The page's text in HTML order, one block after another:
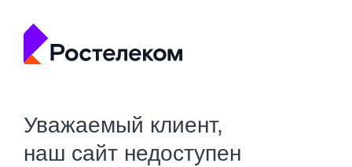
Уважаемый клиент,
наш сайт недоступен